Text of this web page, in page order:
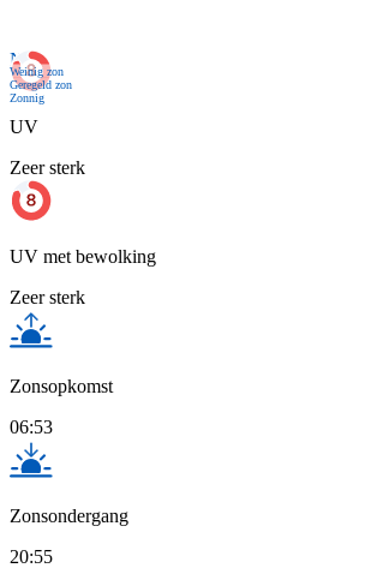
Nu
Weinig zon
Geregeld zon
Zonnig
UV
Zeer sterk
UV met bewolking
Zeer sterk
Zonsopkomst
06:53
Zonsondergang
20:55